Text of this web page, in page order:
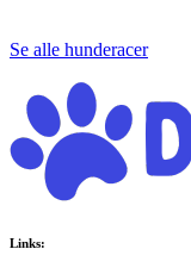
Se alle hunderacer
Links: